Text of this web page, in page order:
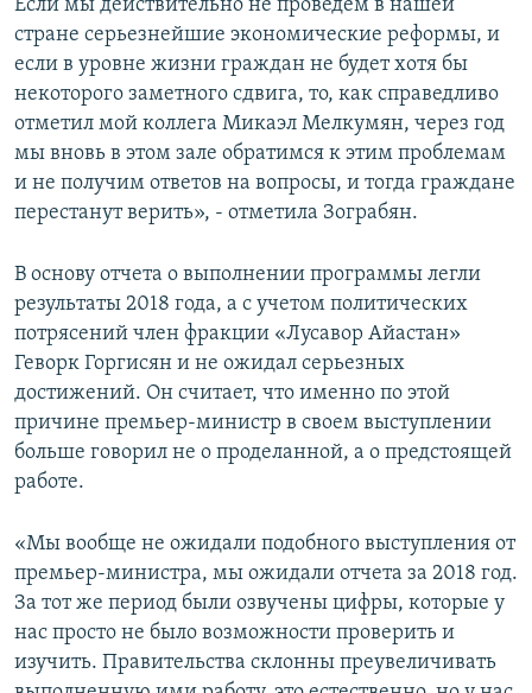
Если мы действительно не проведем в нашей
стране серьезнейшие экономические реформы, и
если в уровне жизни граждан не будет хотя бы
некоторого заметного сдвига, то, как справедливо
отметил мой коллега Микаэл Мелкумян, через год
мы вновь в этом зале обратимся к этим проблемам
и не получим ответов на вопросы, и тогда граждане
перестанут верить», - отметила Зограбян.
В основу отчета о выполнении программы легли
результаты 2018 года, а с учетом политических
потрясений член фракции «Лусавор Айастан»
Геворк Горгисян и не ожидал серьезных
достижений. Он считает, что именно по этой
причине премьер-министр в своем выступлении
больше говорил не о проделанной, а о предстоящей
работе.
«Мы вообще не ожидали подобного выступления от
премьер-министра, мы ожидали отчета за 2018 год.
За тот же период были озвучены цифры, которые у
нас просто не было возможности проверить и
изучить. Правительства склонны преувеличивать